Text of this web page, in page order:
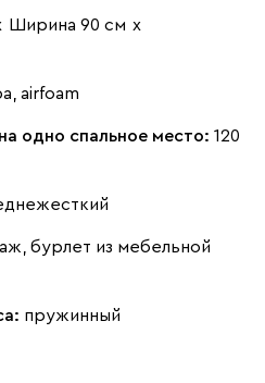
Ширина 90 см х
airfoam
одно спальное место: 120
бурлет из мебельной
пружинный